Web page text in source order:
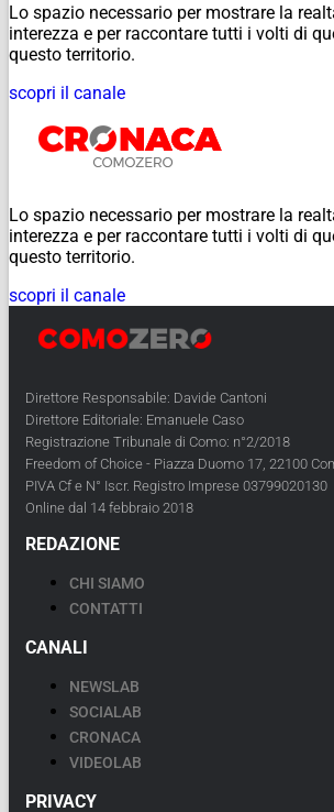
Lo spazio necessario per mostrare la
interezza e per raccontare tutti i volti di
questo territorio.
scopri il canale
Lo spazio necessario per mostrare la
interezza e per raccontare tutti i volti di
questo territorio.
scopri il canale
Direttore Responsabile: Davide Cantoni
Direttore Editoriale: Emanuele Caso
Registrazione Tribunale di Como: n°2/2018
Freedom of Choice - Piazza Duomo 17, 22100
PIVA Cf e N° Iscr. Registro Imprese 03799020130
Online dal 14 febbraio 2018
REDAZIONE
CHI SIAMO
CONTATTI
CANALI
NEWSLAB
SOCIALAB
CRONACA
VIDEOLAB
PRIVACY